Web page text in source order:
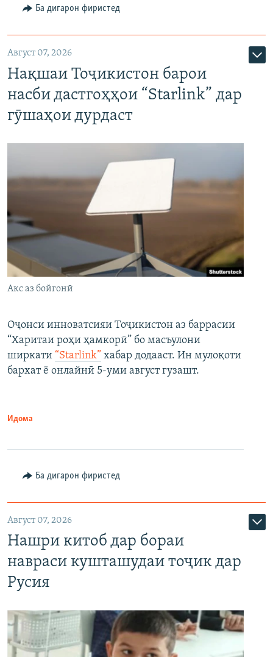
Ба дигарон фиристед
Август 07, 2026
Нақшаи Тоҷикистон барои
насби дастгоҳҳои “Starlink” дар
гӯшаҳои дурдаст
Акс аз бойгонӣ
Оҷонси инноватсияи Тоҷикистон аз баррасии
“Харитаи роҳи ҳамкорӣ” бо масъулони
ширкати “Starlink” хабар додааст. Ин мулоқоти
бархат ё онлайнӣ 5-уми август гузашт.
Идома
Ба дигарон фиристед
Август 07, 2026
Нашри китоб дар бораи
навраси кушташудаи тоҷик дар
Русия